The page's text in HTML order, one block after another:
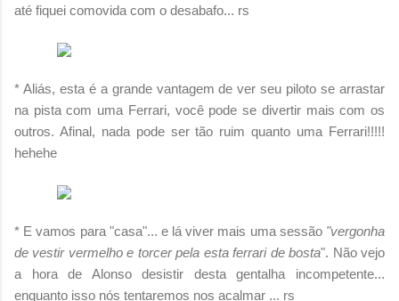
até fiquei comovida com o desabafo... rs
* Aliás, esta é a grande vantagem de ver seu piloto se arrastar
na pista com uma Ferrari, você pode se divertir mais com os
outros. Afinal, nada pode ser tão ruim quanto uma Ferrari!!!!!
hehehe
* E vamos para "casa"... e lá viver mais uma sessão "vergonha
de vestir vermelho e torcer pela esta ferrari de bosta". Não vejo
a hora de Alonso desistir desta gentalha incompetente...
enquanto isso nós tentaremos nos acalmar ... rs